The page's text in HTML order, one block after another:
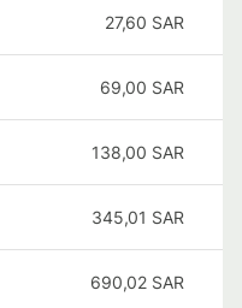
27,60 SAR
69,00 SAR
138,00 SAR
345,01 SAR
690,02 SAR